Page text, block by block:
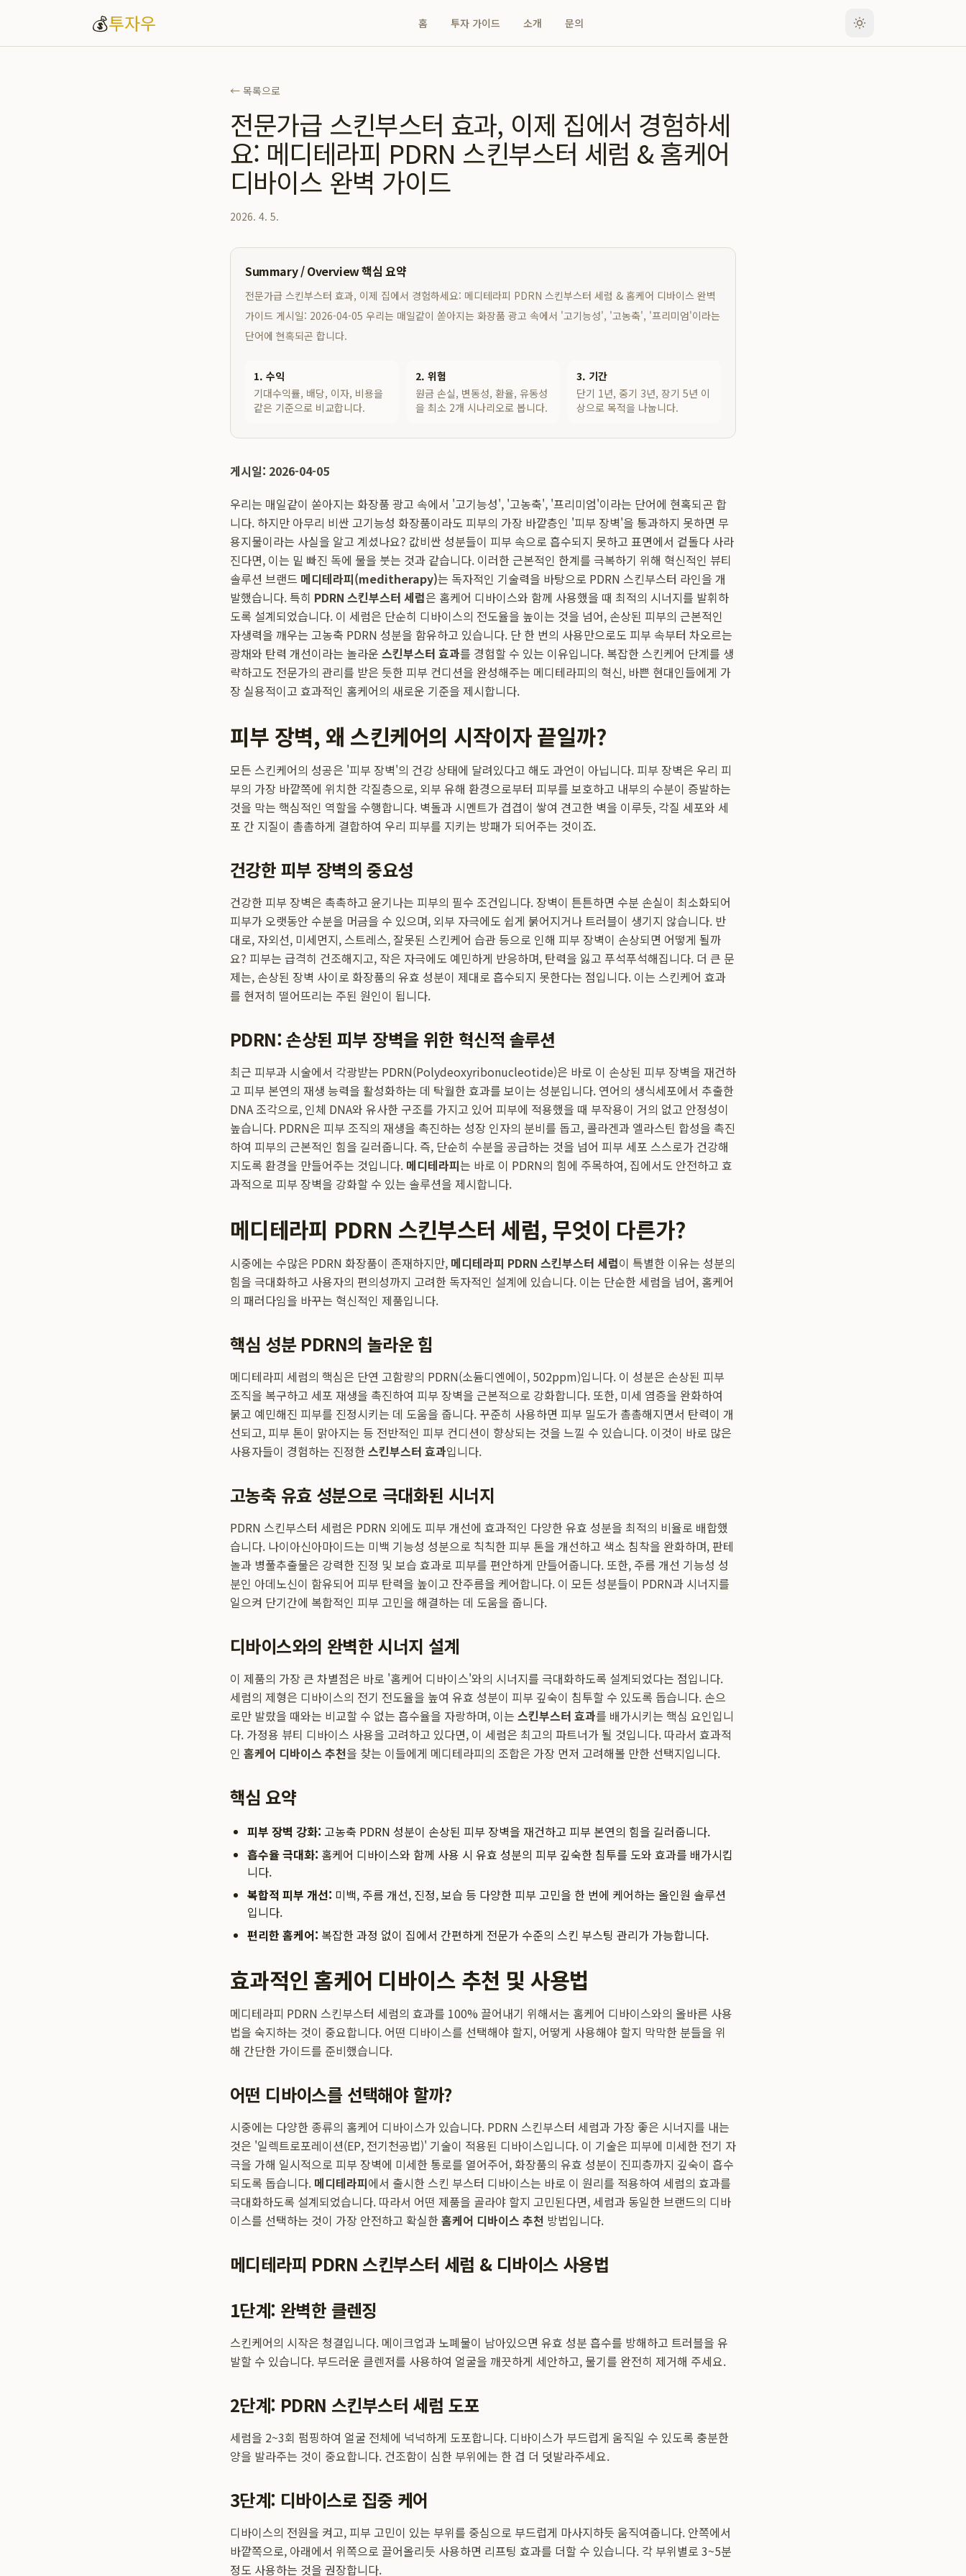
💰투자우 홈 투자 가이드 소개 문의
← 목록으로
전문가급 스킨부스터 효과, 이제 집에서 경험하세
요: 메디테라피 PDRN 스킨부스터 세럼 & 홈케어
디바이스 완벽 가이드
2026. 4. 5.
Summary / Overview 핵심 요약
전문가급 스킨부스터 효과, 이제 집에서 경험하세요: 메디테라피 PDRN 스킨부스터 세럼 & 홈케어 디바이스 완벽
가이드 게시일: 2026-04-05 우리는 매일같이 쏟아지는 화장품 광고 속에서 '고기능성', '고농축', '프리미엄'이라는
단어에 현혹되곤 합니다.
1. 수익
기대수익률, 배당, 이자, 비용을
같은 기준으로 비교합니다.
2. 위험
원금 손실, 변동성, 환율, 유동성
을 최소 2개 시나리오로 봅니다.
3. 기간
단기 1년, 중기 3년, 장기 5년 이
상으로 목적을 나눕니다.
게시일: 2026-04-05
우리는 매일같이 쏟아지는 화장품 광고 속에서 '고기능성', '고농축', '프리미엄'이라는 단어에 현혹되곤 합
니다. 하지만 아무리 비싼 고기능성 화장품이라도 피부의 가장 바깥층인 '피부 장벽'을 통과하지 못하면 무
용지물이라는 사실을 알고 계셨나요? 값비싼 성분들이 피부 속으로 흡수되지 못하고 표면에서 겉돌다 사라
진다면, 이는 밑 빠진 독에 물을 붓는 것과 같습니다. 이러한 근본적인 한계를 극복하기 위해 혁신적인 뷰티
솔루션 브랜드 메디테라피(meditherapy)는 독자적인 기술력을 바탕으로 PDRN 스킨부스터 라인을 개
발했습니다. 특히 PDRN 스킨부스터 세럼은 홈케어 디바이스와 함께 사용했을 때 최적의 시너지를 발휘하
도록 설계되었습니다. 이 세럼은 단순히 디바이스의 전도율을 높이는 것을 넘어, 손상된 피부의 근본적인
자생력을 깨우는 고농축 PDRN 성분을 함유하고 있습니다. 단 한 번의 사용만으로도 피부 속부터 차오르는
광채와 탄력 개선이라는 놀라운 스킨부스터 효과를 경험할 수 있는 이유입니다. 복잡한 스킨케어 단계를 생
략하고도 전문가의 관리를 받은 듯한 피부 컨디션을 완성해주는 메디테라피의 혁신, 바쁜 현대인들에게 가
장 실용적이고 효과적인 홈케어의 새로운 기준을 제시합니다.
피부 장벽, 왜 스킨케어의 시작이자 끝일까?
모든 스킨케어의 성공은 '피부 장벽'의 건강 상태에 달려있다고 해도 과언이 아닙니다. 피부 장벽은 우리 피
부의 가장 바깥쪽에 위치한 각질층으로, 외부 유해 환경으로부터 피부를 보호하고 내부의 수분이 증발하는
것을 막는 핵심적인 역할을 수행합니다. 벽돌과 시멘트가 겹겹이 쌓여 견고한 벽을 이루듯, 각질 세포와 세
포 간 지질이 촘촘하게 결합하여 우리 피부를 지키는 방패가 되어주는 것이죠.
건강한 피부 장벽의 중요성
건강한 피부 장벽은 촉촉하고 윤기나는 피부의 필수 조건입니다. 장벽이 튼튼하면 수분 손실이 최소화되어
피부가 오랫동안 수분을 머금을 수 있으며, 외부 자극에도 쉽게 붉어지거나 트러블이 생기지 않습니다. 반
대로, 자외선, 미세먼지, 스트레스, 잘못된 스킨케어 습관 등으로 인해 피부 장벽이 손상되면 어떻게 될까
요? 피부는 급격히 건조해지고, 작은 자극에도 예민하게 반응하며, 탄력을 잃고 푸석푸석해집니다. 더 큰 문
제는, 손상된 장벽 사이로 화장품의 유효 성분이 제대로 흡수되지 못한다는 점입니다. 이는 스킨케어 효과
를 현저히 떨어뜨리는 주된 원인이 됩니다.
PDRN: 손상된 피부 장벽을 위한 혁신적 솔루션
최근 피부과 시술에서 각광받는 PDRN(Polydeoxyribonucleotide)은 바로 이 손상된 피부 장벽을 재건하
고 피부 본연의 재생 능력을 활성화하는 데 탁월한 효과를 보이는 성분입니다. 연어의 생식세포에서 추출한
DNA 조각으로, 인체 DNA와 유사한 구조를 가지고 있어 피부에 적용했을 때 부작용이 거의 없고 안정성이
높습니다. PDRN은 피부 조직의 재생을 촉진하는 성장 인자의 분비를 돕고, 콜라겐과 엘라스틴 합성을 촉진
하여 피부의 근본적인 힘을 길러줍니다. 즉, 단순히 수분을 공급하는 것을 넘어 피부 세포 스스로가 건강해
지도록 환경을 만들어주는 것입니다. 메디테라피는 바로 이 PDRN의 힘에 주목하여, 집에서도 안전하고 효
과적으로 피부 장벽을 강화할 수 있는 솔루션을 제시합니다.
메디테라피 PDRN 스킨부스터 세럼, 무엇이 다른가?
시중에는 수많은 PDRN 화장품이 존재하지만, 메디테라피 PDRN 스킨부스터 세럼이 특별한 이유는 성분의
힘을 극대화하고 사용자의 편의성까지 고려한 독자적인 설계에 있습니다. 이는 단순한 세럼을 넘어, 홈케어
의 패러다임을 바꾸는 혁신적인 제품입니다.
핵심 성분 PDRN의 놀라운 힘
메디테라피 세럼의 핵심은 단연 고함량의 PDRN(소듐디엔에이, 502ppm)입니다. 이 성분은 손상된 피부
조직을 복구하고 세포 재생을 촉진하여 피부 장벽을 근본적으로 강화합니다. 또한, 미세 염증을 완화하여
붉고 예민해진 피부를 진정시키는 데 도움을 줍니다. 꾸준히 사용하면 피부 밀도가 촘촘해지면서 탄력이 개
선되고, 피부 톤이 맑아지는 등 전반적인 피부 컨디션이 향상되는 것을 느낄 수 있습니다. 이것이 바로 많은
사용자들이 경험하는 진정한스킨부스터 효과입니다.
고농축 유효 성분으로 극대화된 시너지
PDRN 스킨부스터 세럼은 PDRN 외에도 피부 개선에 효과적인 다양한 유효 성분을 최적의 비율로 배합했
습니다. 나이아신아마이드는 미백 기능성 성분으로 칙칙한 피부 톤을 개선하고 색소 침착을 완화하며, 판테
놀과 병풀추출물은 강력한 진정 및 보습 효과로 피부를 편안하게 만들어줍니다. 또한, 주름 개선 기능성 성
분인 아데노신이 함유되어 피부 탄력을 높이고 잔주름을 케어합니다. 이 모든 성분들이 PDRN과 시너지를
일으켜 단기간에 복합적인 피부 고민을 해결하는 데 도움을 줍니다.
디바이스와의 완벽한 시너지 설계
이 제품의 가장 큰 차별점은 바로 '홈케어 디바이스'와의 시너지를 극대화하도록 설계되었다는 점입니다.
세럼의 제형은 디바이스의 전기 전도율을 높여 유효 성분이 피부 깊숙이 침투할 수 있도록 돕습니다. 손으
로만 발랐을 때와는 비교할 수 없는 흡수율을 자랑하며, 이는 스킨부스터 효과를 배가시키는 핵심 요인입니
다. 가정용 뷰티 디바이스 사용을 고려하고 있다면, 이 세럼은 최고의 파트너가 될 것입니다. 따라서 효과적
인 홈케어 디바이스 추천을 찾는 이들에게 메디테라피의 조합은 가장 먼저 고려해볼 만한 선택지입니다.
핵심 요약
피부 장벽 강화: 고농축 PDRN 성분이 손상된 피부 장벽을 재건하고 피부 본연의 힘을 길러줍니다.
흡수율 극대화: 홈케어 디바이스와 함께 사용 시 유효 성분의 피부 깊숙한 침투를 도와 효과를 배가시킵
니다.
복합적 피부 개선: 미백, 주름 개선, 진정, 보습 등 다양한 피부 고민을 한 번에 케어하는 올인원 솔루션
입니다.
편리한 홈케어: 복잡한 과정 없이 집에서 간편하게 전문가 수준의 스킨 부스팅 관리가 가능합니다.
효과적인 홈케어 디바이스 추천 및 사용법
메디테라피 PDRN 스킨부스터 세럼의 효과를 100% 끌어내기 위해서는 홈케어 디바이스와의 올바른 사용
법을 숙지하는 것이 중요합니다. 어떤 디바이스를 선택해야 할지, 어떻게 사용해야 할지 막막한 분들을 위
해 간단한 가이드를 준비했습니다.
어떤 디바이스를 선택해야 할까?
시중에는 다양한 종류의 홈케어 디바이스가 있습니다. PDRN 스킨부스터 세럼과 가장 좋은 시너지를 내는
것은 '일렉트로포레이션(EP, 전기천공법)' 기술이 적용된 디바이스입니다. 이 기술은 피부에 미세한 전기 자
극을 가해 일시적으로 피부 장벽에 미세한 통로를 열어주어, 화장품의 유효 성분이 진피층까지 깊숙이 흡수
되도록 돕습니다. 메디테라피에서 출시한 스킨 부스터 디바이스는 바로 이 원리를 적용하여 세럼의 효과를
극대화하도록 설계되었습니다. 따라서 어떤 제품을 골라야 할지 고민된다면, 세럼과 동일한 브랜드의 디바
이스를 선택하는 것이 가장 안전하고 확실한홈케어 디바이스 추천 방법입니다.
메디테라피 PDRN 스킨부스터 세럼 & 디바이스 사용법
1단계: 완벽한 클렌징
스킨케어의 시작은 청결입니다. 메이크업과 노폐물이 남아있으면 유효 성분 흡수를 방해하고 트러블을 유
발할 수 있습니다. 부드러운 클렌저를 사용하여 얼굴을 깨끗하게 세안하고, 물기를 완전히 제거해 주세요.
2단계: PDRN 스킨부스터 세럼 도포
세럼을 2~3회 펌핑하여 얼굴 전체에 넉넉하게 도포합니다. 디바이스가 부드럽게 움직일 수 있도록 충분한
양을 발라주는 것이 중요합니다. 건조함이 심한 부위에는 한 겹 더 덧발라주세요.
3단계: 디바이스로 집중 케어
디바이스의 전원을 켜고, 피부 고민이 있는 부위를 중심으로 부드럽게 마사지하듯 움직여줍니다. 안쪽에서
바깥쪽으로, 아래에서 위쪽으로 끌어올리듯 사용하면 리프팅 효과를 더할 수 있습니다. 각 부위별로 3~5분
정도 사용하는 것을 권장합니다.